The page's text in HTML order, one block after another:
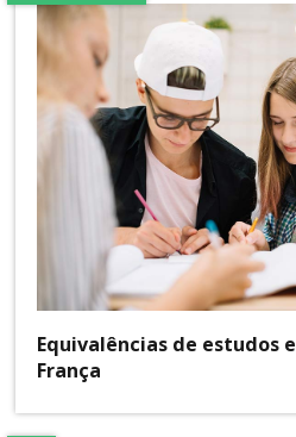
Equivalências de estudos
França